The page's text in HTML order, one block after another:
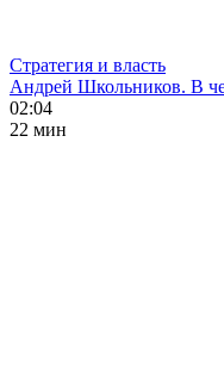
Стратегия и власть
Андрей Школьников. В
02:04
22 мин